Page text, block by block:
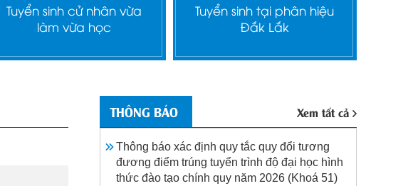
Tuyển sinh cử nhân vừa
làm vừa học
Tuyển sinh tại phân hiệu
Đắk Lắk
THÔNG BÁO Xem tất cả
Thông báo xác định quy tắc quy đổi tương
đương điểm trúng tuyển trình độ đại học hình
thức đào tạo chính quy năm 2026 (Khoá 51)